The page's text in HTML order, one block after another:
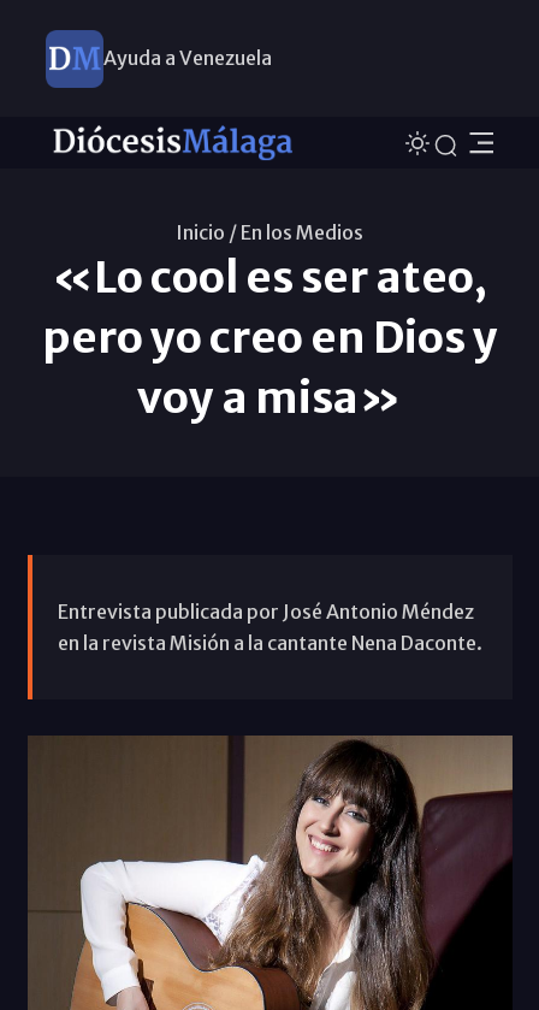
Ayuda a Venezuela
Inicio / En los Medios
«Lo cool es ser ateo,
pero yo creo en Dios y
voy a misa»
Entrevista publicada por José Antonio Méndez
en la revista Misión a la cantante Nena Daconte.